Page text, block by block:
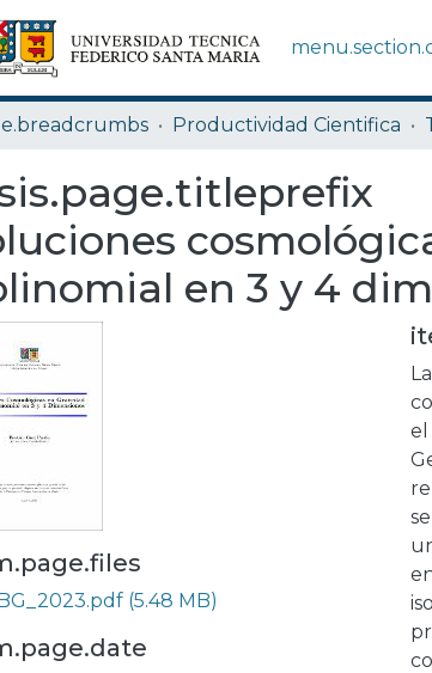
Productividad Cientifica
en 3 y 4
(5.48 MB)
el